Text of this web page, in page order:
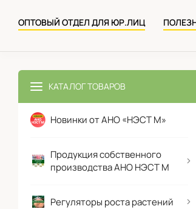
ОПТОВЫЙ ОТДЕЛ ДЛЯ ЮР.ЛИЦ
КАТАЛОГ ТОВАРОВ
Новинки от АНО «НЭСТ М»
Продукция собственного
производства АНО НЭСТ М
Регуляторы роста растений